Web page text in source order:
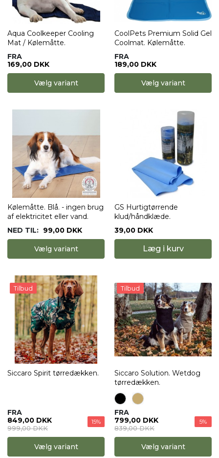
Aqua Coolkeeper Cooling
Mat / Kølemåtte.
FRA
169,00 DKK
Vælg variant
CoolPets Premium Solid Gel
Coolmat. Kølemåtte.
FRA
189,00 DKK
Vælg variant
Kølemåtte. Blå. - ingen brug
af elektricitet eller vand.
NED TIL: 99,00 DKK
Vælg variant
GS Hurtigtørrende
klud/håndklæde.
39,00 DKK
Læg i kurv
Tilbud
Siccaro Spirit tørredækken.
FRA
849,00 DKK
999,00 DKK
15%
Vælg variant
Tilbud
Siccaro Solution. Wetdog
tørredækken.
FRA
799,00 DKK
839,00 DKK
5%
Vælg variant